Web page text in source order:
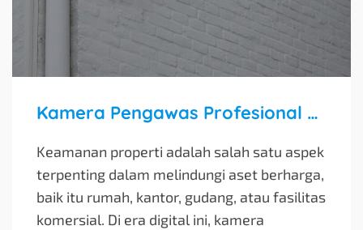
Kamera Pengawas Profesional dan GSM untuk Properti
Keamanan properti adalah salah satu aspek
terpenting dalam melindungi aset berharga,
baik itu rumah, kantor, gudang, atau fasilitas
komersial. Di era digital ini, kamera